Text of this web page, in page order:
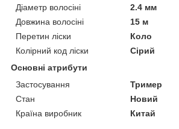
Діаметр волосіні
2.4 мм
Довжина волосіні
15 м
Перетин ліски
Коло
Колірний код ліски
Сірий
Основні атрибути
Застосування
Тример
Стан
Новий
Країна виробник
Китай